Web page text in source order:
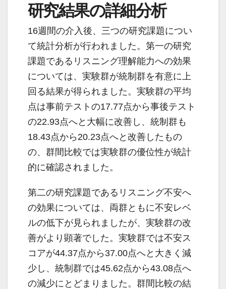
研究結果の詳細分析
16週間の介入後、三つの研究課題につい
て統計分析が行われました。第一の研究
課題であるリスニング理解能力への効果
については、実験群が統制群を有意に上
回る結果が得られました。実験群の平均
点は事前テストの17.77点から事後テスト
の22.93点へと大幅に改善し、統制群も
18.43点から20.23点へと改善したもの
の、群間比較では実験群の優位性が統計
的に確認されました。
第二の研究課題であるリスニング不安へ
の効果については、両群ともに不安レベ
ルの低下が見られましたが、実験群の改
善がより顕著でした。実験群では不安ス
コアが44.37点から37.00点へと大きく減
少し、統制群では45.62点から43.08点へ
の減少にとどまりました。群間比較の結